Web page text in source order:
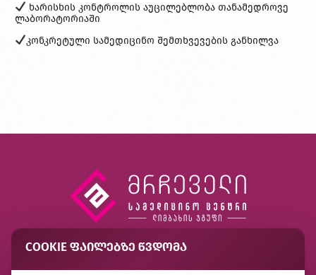
ხარისხის კონტროლის აუცილებლობა თანამედროვე
ლაბორატორიაში
კონკრეტული სამედიცინო შემთხვევების განხილვა
COOKIE ᲤᲐᲘᲚᲔᲑᲖᲔ ᲬᲕᲓᲝᲛᲐ